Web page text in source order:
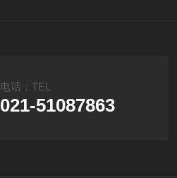
电话：TEL
021-51087863